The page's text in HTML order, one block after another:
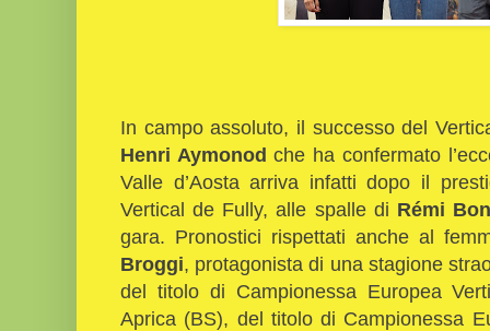
In campo assoluto, il successo del
Henri Aymonod che ha confermato
Valle d’Aosta arriva infatti dopo il
Vertical de Fully, alle spalle di Rémi
gara. Pronostici rispettati anche al
Broggi, protagonista di una stagione
del titolo di Campionessa Europea
Aprica (BS), del titolo di Campionessa